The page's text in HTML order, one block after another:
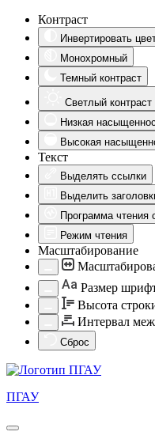
Контраст
Инвертировать
Монохромный
Темный контраст
Светлый контраст
Низкая
Высокая
Текст
Выделять ссылки
Выделить
Программа чтения
Режим чтения
Масштабирование
Aa Размер
Высота
Интервал
Сброс
ПГАУ